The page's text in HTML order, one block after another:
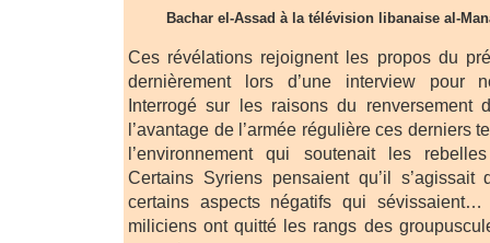
Bachar el-Assad à la télévision libanaise al-
Ces révélations rejoignent les propos du
dernièrement lors d’une interview pour
Interrogé sur les raisons du renversement
l’avantage de l’armée régulière ces derniers
l’environnement qui soutenait les
Certains Syriens pensaient qu’il s’agissait
certains aspects négatifs qui
miliciens ont quitté les rangs des